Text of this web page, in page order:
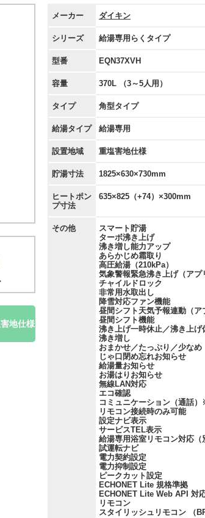
地仕様
メーカー ダイキン
シリーズ 給湯専用らくタイプ
型番 EQN37XVH
容量 370L （3～5人用）
タイプ 角型タイプ
給湯タイプ 給湯専用
設置地域 重塩害地仕様
貯湯寸法 1825×630×730mm
ヒートポン
プ寸法
635×825（+74）×300mm
その他
スマート貯湯
ターボ沸き上げ
沸き増し能力アップ
あらかじめ霜取り
高圧給湯（210kPa）
気象警報緊急沸き上げ（アプ
チャイルドロック
非常用水取出し
降雪対応ファン機能
昼間シフト天気予報連動（ア
昼間シフト機能
沸き上げ一時休止／沸き上げ
沸き増し
おまかせ／たっぷり／少なめ
じゃ口閉め忘れお知らせ
給湯量お知らせ
お湯はりお知らせ
無線LAN対応
エコ確認
コミュニケーション（通話
リモコン接続時のみ可能
設定ナビ表示
サービスTEL表示
給湯専用浴室リモコン対応（
試運転ナビ
電力契約設定
電力抑制設定
ピークカット設定
ECHONET Lite 規格準拠
ECHONET Lite Web API 対
リモコン
スタイリッシュリモコン （